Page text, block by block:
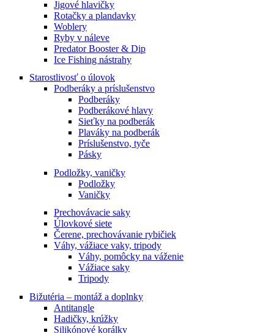
Jigové hlavičky
Rotačky a plandavky
Woblery
Ryby v náleve
Predator Booster & Dip
Ice Fishing nástrahy
Starostlivosť o úlovok
Podberáky a príslušenstvo
Podberáky
Podberákové hlavy
Sieťky na podberák
Plaváky na podberák
Príslušenstvo, tyče
Pásky
Podložky, vaničky
Podložky
Vaničky
Prechovávacie saky
Úlovkové siete
Čerene, prechovávanie rybičiek
Váhy, vážiace vaky, tripody
Váhy, pomôcky na váženie
Vážiace saky
Tripody
Bižutéria – montáž a doplnky
Antitangle
Hadičky, krúžky
Silikónové korálky